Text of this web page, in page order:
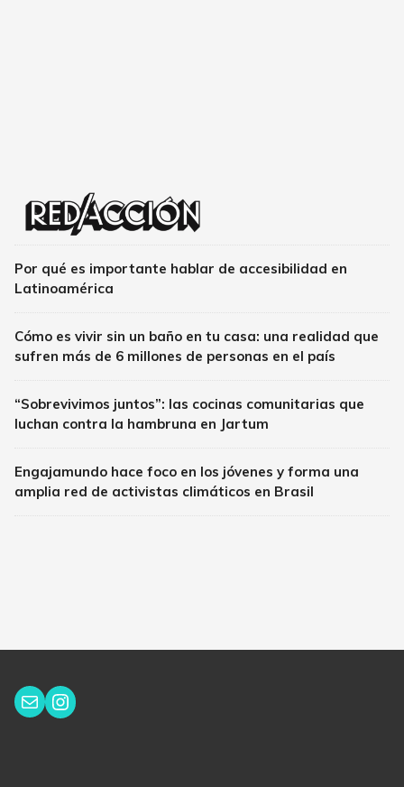
Por qué es importante hablar de accesibilidad en
Latinoamérica
Cómo es vivir sin un baño en tu casa: una realidad que
sufren más de 6 millones de personas en el país
“Sobrevivimos juntos”: las cocinas comunitarias que
luchan contra la hambruna en Jartum
Engajamundo hace foco en los jóvenes y forma una
amplia red de activistas climáticos en Brasil
Correo electrónico
Instagram